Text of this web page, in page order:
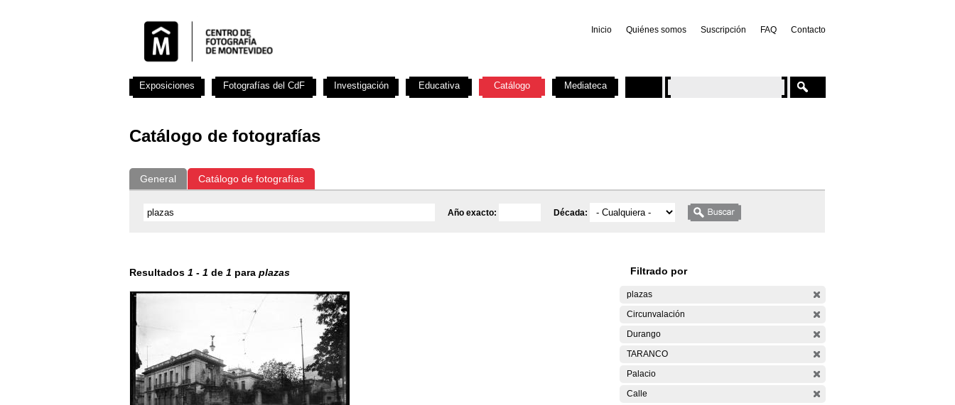
Inicio Quiénes somos Suscripción FAQ Contacto
Catálogo de fotografías
General Catálogo de fotografías
Año exacto: Década:
Resultados 1 - 1 de 1 para plazas Filtrado por
plazas
Circunvalación
Durango
TARANCO
Palacio
Calle
Exposiciones Fotografías del CdF Investigación Educativa Catálogo Mediateca